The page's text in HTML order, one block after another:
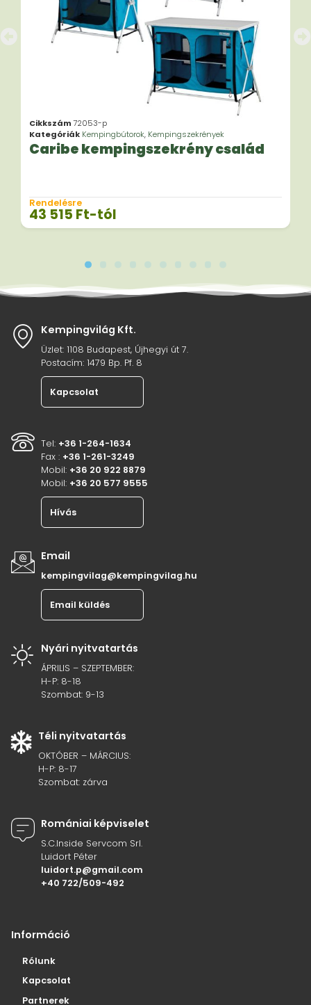
Cikkszám72053-p
Kategóriák Kempingbútorok, Kempingszekrények
Caribe kempingszekrény család
Rendelésre
43 515 Ft-tól
Kempingvilág Kft.
Üzlet: 1108 Budapest, Újhegyi út 7.
Postacím: 1479 Bp. Pf. 8
Kapcsolat
Tel: +36 1-264-1634
Fax : +36 1-261-3249
Mobil: +36 20 922 8879
Mobil: +36 20 577 9555
Hívás
Email
kempingvilag@kempingvilag.hu
Email küldés
Nyári nyitvatartás
ÁPRILIS – SZEPTEMBER:
H-P: 8-18
Szombat: 9-13
Téli nyitvatartás
OKTÓBER – MÁRCIUS:
H-P: 8-17
Szombat: zárva
Romániai képviselet
S.C.Inside Servcom Srl.
Luidort Péter
luidort.p@gmail.com
+40 722/509-492
Információ
Rólunk
Kapcsolat
Partnerek